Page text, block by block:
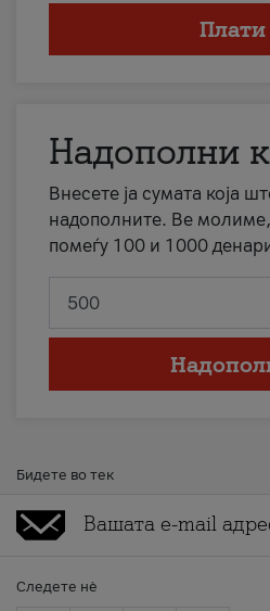
Плати
Надополни
Внесете ја сумата која
надополните. Ве молиме,
помеѓу 100 и 1000
Бидете во тек
Следете нè